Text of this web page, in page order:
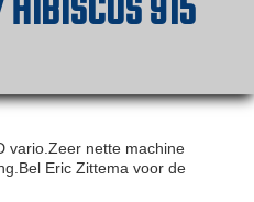
vario.Zeer nette machine
Eric Zittema voor de